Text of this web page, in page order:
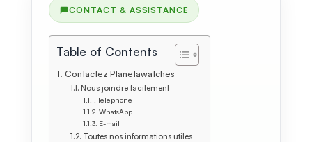
CONTACT & ASSISTANCE
Table of Contents
Contactez Planetawatches
Nous joindre facilement
Téléphone
WhatsApp
E-mail
Toutes nos informations utiles